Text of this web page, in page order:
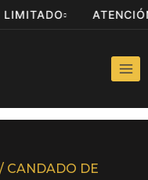
LIMITADO
/ CANDADO DE